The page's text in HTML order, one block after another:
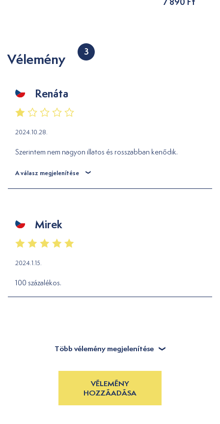
Vélemény 3
Renáta
2024.10.28.
Szerintem nem nagyon illatos és rosszabban kenődik.
A válasz megjelenítése
Mirek
2024.1.15.
100 százalékos.
Több vélemény megjelenítése
VÉLEMÉNY
HOZZÁADÁSA